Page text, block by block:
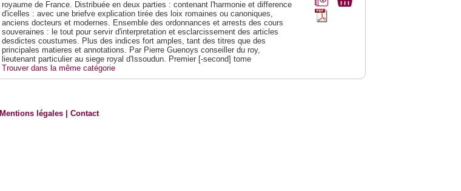
royaume de France. Distribuée en deux parties : contenant l'harmonie et difference
d'icelles : avec une briefve explication tirée des loix romaines ou canoniques,
anciens docteurs et modernes. Ensemble des ordonnances et arrests des cours
souveraines : le tout pour servir d'interpretation et esclarcissement des articles
desdictes coustumes. Plus des indices fort amples, tant des titres que des
principales matieres et annotations. Par Pierre Guenoys conseiller du roy,
lieutenant particulier au siege royal d'Issoudun. Premier [-second] tome
Trouver dans la même catégorie
Mentions légales |Contact